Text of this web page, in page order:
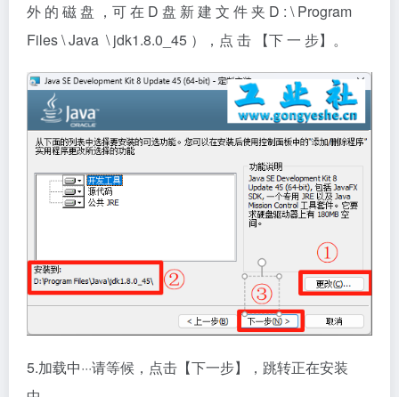
外 的 磁 盘 ，可 在 D 盘 新 建 文 件 夹 D : \ Program
Files \ Java \ jdk1.8.0_45 ），点 击 【下 一 步】。
5.加载中···请等候，点击【下一步】，跳转正在安装